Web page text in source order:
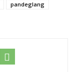
pandeglang